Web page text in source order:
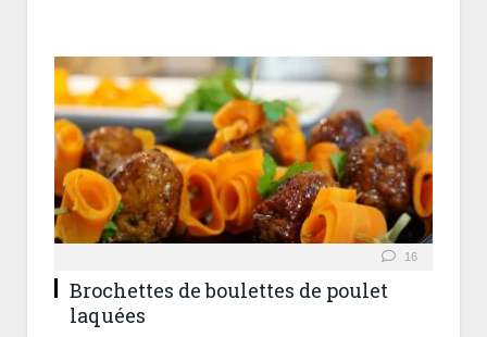
16
Brochettes de boulettes de poulet
laquées